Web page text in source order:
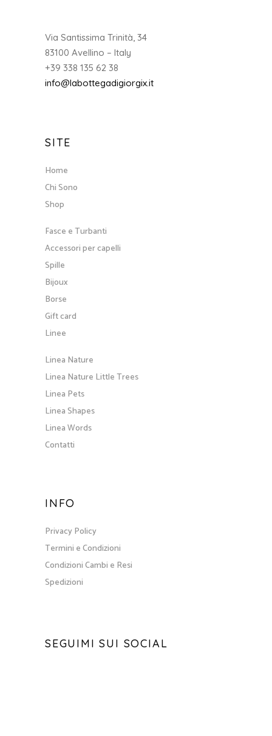
Via Santissima Trinità, 34
83100 Avellino – Italy
+39 338 135 62 38
info@labottegadigiorgix.it
SITE
Home
Chi Sono
Shop
Fasce e Turbanti
Accessori per capelli
Spille
Bijoux
Borse
Gift card
Linee
Linea Nature
Linea Nature Little Trees
Linea Pets
Linea Shapes
Linea Words
Contatti
INFO
Privacy Policy
Termini e Condizioni
Condizioni Cambi e Resi
Spedizioni
SEGUIMI SUI SOCIAL